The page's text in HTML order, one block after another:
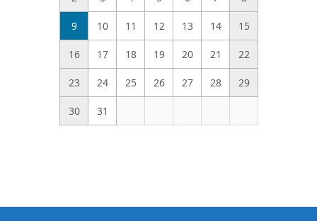
9 10 11 12 13 14 15
16 17 18 19 20 21 22
23 24 25 26 27 28 29
30 31